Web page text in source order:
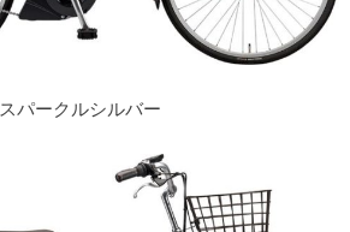
スパークルシルバー